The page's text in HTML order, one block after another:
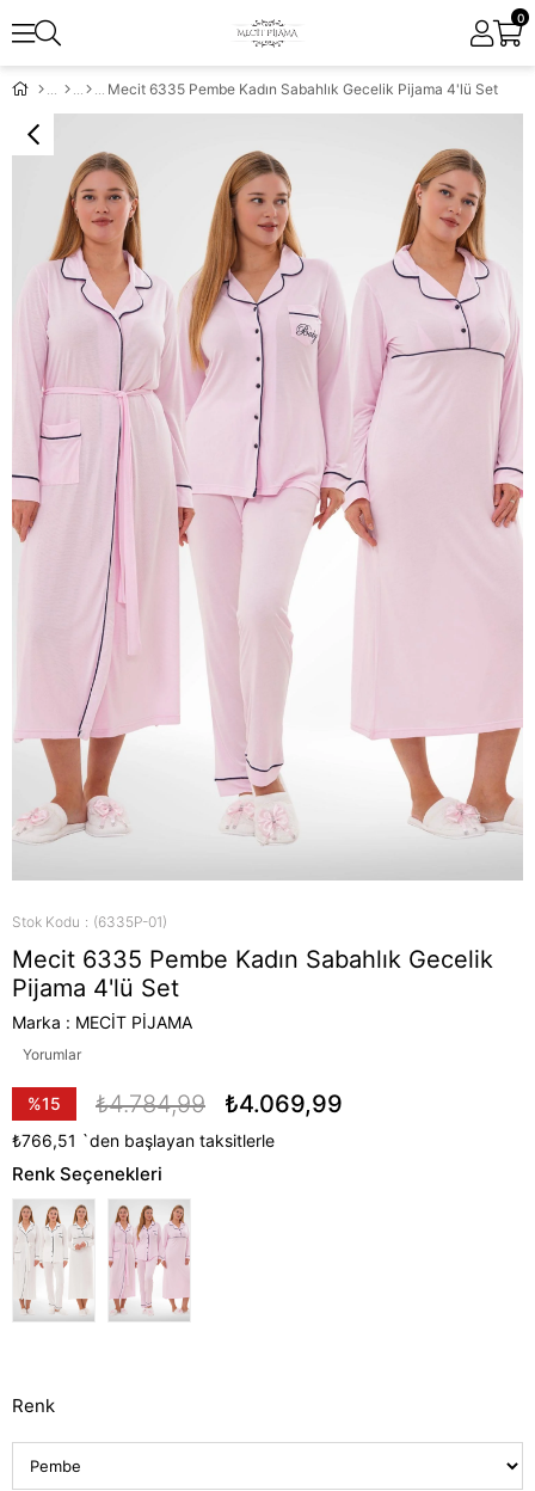
0
Mecit 6335 Pembe Kadın Sabahlık Gecelik Pijama 4'lü Set
Stok Kodu (6335P-01)
Mecit 6335 Pembe Kadın Sabahlık Gecelik
Pijama 4'lü Set
Marka : MECİT PİJAMA
Yorumlar
%15
İndirim
₺4.784,99 ₺4.069,99
₺766,51 `den başlayan taksitlerle
Renk Seçenekleri
Renk